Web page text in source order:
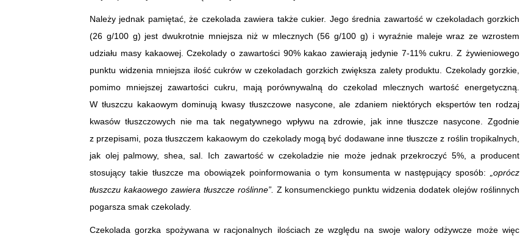
Należy jednak pamiętać, że czekolada zawiera także cukier. Jego średnia zawartość w czekoladach gorzkich
(26 g/100 g) jest dwukrotnie mniejsza niż w mlecznych (56 g/100 g) i wyraźnie maleje wraz ze wzrostem
udziału masy kakaowej. Czekolady o zawartości 90% kakao zawierają jedynie 7-11% cukru. Z żywieniowego
punktu widzenia mniejsza ilość cukrów w czekoladach gorzkich zwiększa zalety produktu. Czekolady gorzkie,
pomimo mniejszej zawartości cukru, mają porównywalną do czekolad mlecznych wartość energetyczną.
W tłuszczu kakaowym dominują kwasy tłuszczowe nasycone, ale zdaniem niektórych ekspertów ten rodzaj
kwasów tłuszczowych nie ma tak negatywnego wpływu na zdrowie, jak inne tłuszcze nasycone. Zgodnie
z przepisami, poza tłuszczem kakaowym do czekolady mogą być dodawane inne tłuszcze z roślin tropikalnych,
jak olej palmowy, shea, sal. Ich zawartość w czekoladzie nie może jednak przekroczyć 5%, a producent
stosujący takie tłuszcze ma obowiązek poinformowania o tym konsumenta w następujący sposób:
„oprócz
tłuszczu kakaowego zawiera tłuszcze roślinne”. Z konsumenckiego punktu widzenia dodatek olejów roślinnych
pogarsza smak czekolady.
Czekolada gorzka spożywana w racjonalnych ilościach ze względu na swoje walory odżywcze może więc